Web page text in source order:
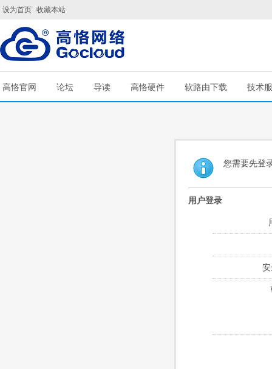
设为首页 收藏本站
高恪官网 论坛 导读 高恪硬件 软路由下载 技术
您需要先登
用户登录